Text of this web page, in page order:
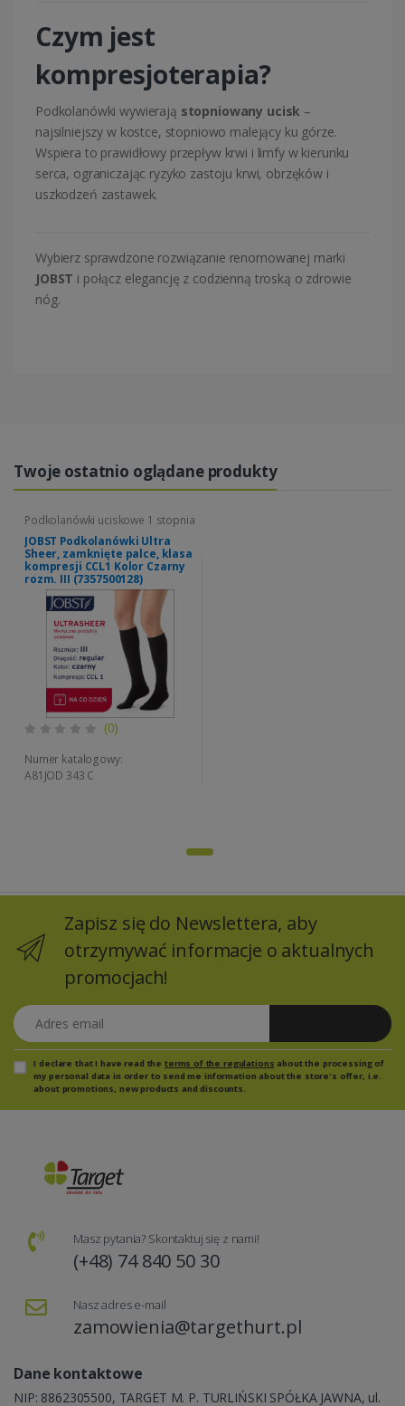
Czym jest
kompresjoterapia?
Podkolanówki wywierają stopniowany ucisk –
najsilniejszy w kostce, stopniowo malejący ku górze.
Wspiera to prawidłowy przepływ krwi i limfy w kierunku
serca, ograniczając ryzyko zastoju krwi, obrzęków i
uszkodzeń zastawek.
Wybierz sprawdzone rozwiązanie renomowanej marki
JOBST i połącz elegancję z codzienną troską o zdrowie
nóg.
Twoje ostatnio oglądane produkty
Podkolanówki uciskowe 1 stopnia
JOBST Podkolanówki Ultra
Sheer, zamknięte palce, klasa
kompresji CCL1 Kolor Czarny
rozm. III (7357500128)
(0)
Numer katalogowy:
A81JOD 343 C
Zapisz się do Newslettera, aby
otrzymywać informacje o aktualnych
promocjach!
Adres email
I declare that I have read the terms of the regulations about the processing of
my personal data in order to send me information about the store's offer, i.e.
about promotions, new products and discounts.
Masz pytania? Skontaktuj się z nami!
(+48) 74 840 50 30
Nasz adres e-mail
zamowienia@targethurt.pl
Dane kontaktowe
NIP: 8862305500, TARGET M. P. TURLIŃSKI SPÓŁKA JAWNA, ul.